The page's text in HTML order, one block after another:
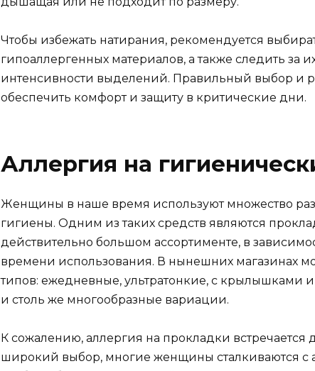
Чтобы избежать натирания, рекомендуется
гипоаллергенных материалов, а также следить за
интенсивности выделений. Правильный выбор и
обеспечить комфорт и защиту в критические дни.
Аллергия на
Женщины в наше время используют множество
гигиены. Одним из таких средств являются
действительно большом ассортименте, в
времени использования. В нынешних магазинах
типов: ежедневные, ультратонкие, с крылышками
и столь же многообразные вариации.
К сожалению, аллергия на прокладки встречается
широкий выбор, многие женщины сталкиваются с